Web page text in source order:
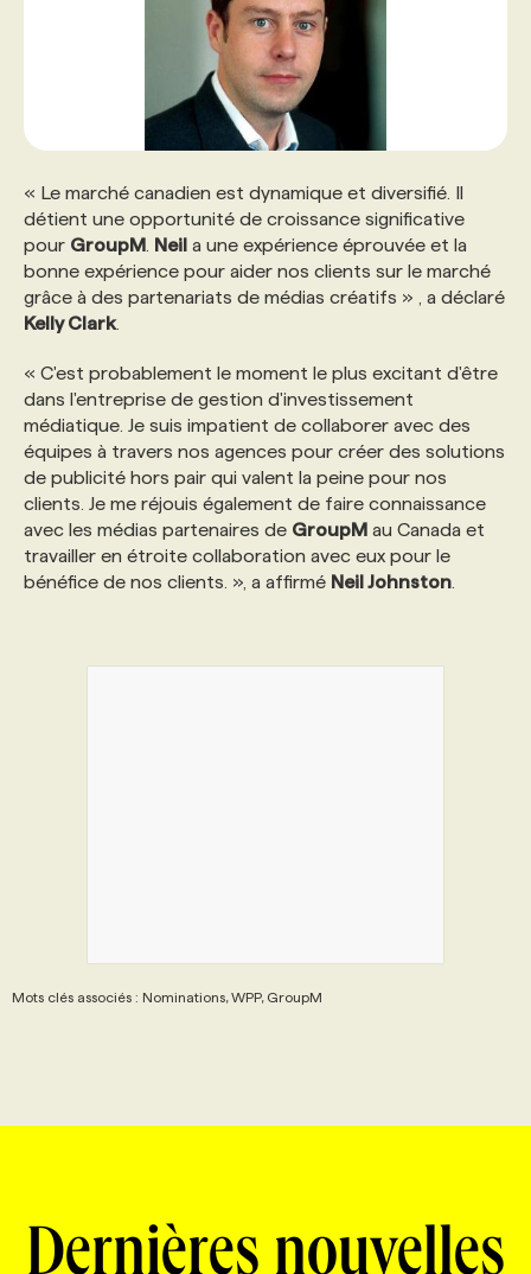
« Le marché canadien est dynamique et diversifié. Il
détient une opportunité de croissance significative
pour GroupM Neil a une expérience éprouvée et la
bonne expérience pour aider nos clients sur le marché
grâce à des partenariats de médias créatifs » , a déclaré
Kelly Clark.
« C'est probablement le moment le plus excitant d'être
dans l'entreprise de gestion d'investissement
médiatique. Je suis impatient de collaborer avec des
équipes à travers nos agences pour créer des solutions
de publicité hors pair qui valent la peine pour nos
clients. Je me réjouis également de faire connaissance
avec les médias partenaires de GroupM au Canada et
travailler en étroite collaboration avec eux pour le
bénéfice de nos clients. », a affirmé Neil Johnston
Mots clés associés : Nominations, WPP, GroupM
Dernières nouvelles